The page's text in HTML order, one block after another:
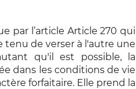
par l’article Article 270 qui
de verser à l'autre une
qu'il est possible, la
dans les conditions de vie
forfaitaire. Elle prend la